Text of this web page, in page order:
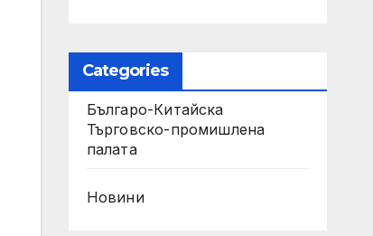
Categories
Българо-Китайска
Търговско-промишлена
палaта
Новини